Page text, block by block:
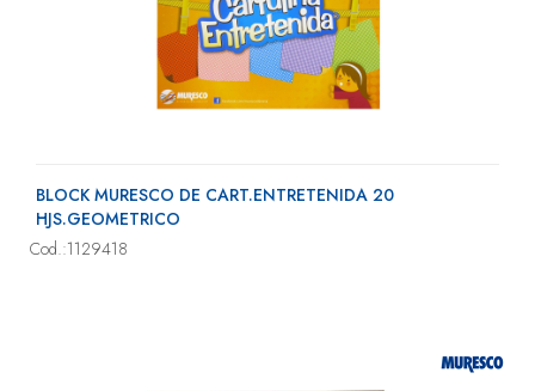
BLOCK MURESCO DE CART.ENTRETENIDA 20
HJS.GEOMETRICO
Cod.:1129418